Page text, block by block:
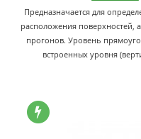
Предназначается для
расположения поверхностей,
прогонов. Уровень
встроенных уровня